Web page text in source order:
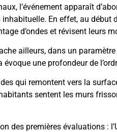
l’événement apparaît
inhabituelle. En effet, au
d’ondes et révisent leurs
ailleurs, dans un
évoque une profondeur de
qui remontent vers la
sentent les murs
des premières évaluations :